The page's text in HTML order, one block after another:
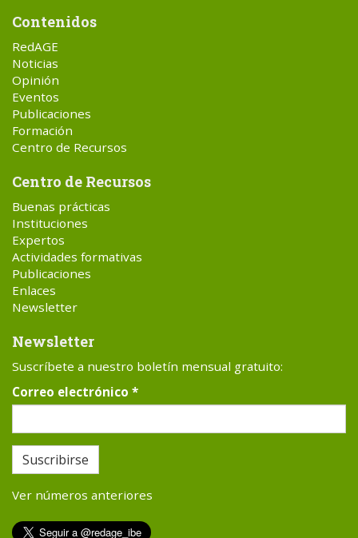
Contenidos
RedAGE
Noticias
Opinión
Eventos
Publicaciones
Formación
Centro de Recursos
Centro de Recursos
Buenas prácticas
Instituciones
Expertos
Actividades formativas
Publicaciones
Enlaces
Newsletter
Newsletter
Suscríbete a nuestro boletín mensual gratuito:
Correo electrónico *
Suscribirse
Ver números anteriores